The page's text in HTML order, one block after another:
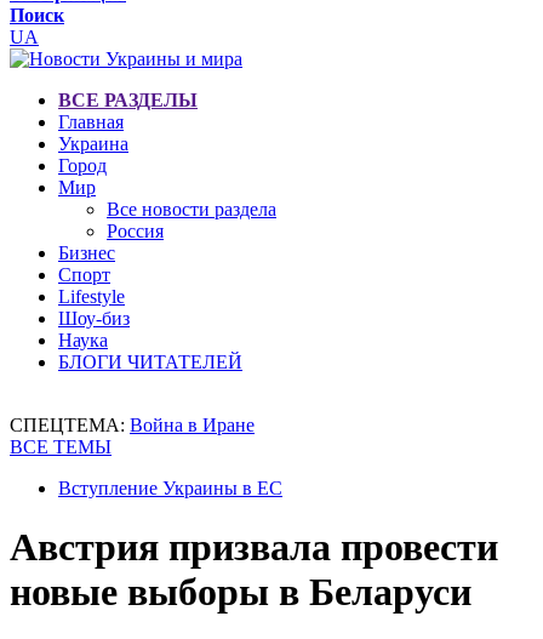
Поиск
UA
ВСЕ РАЗДЕЛЫ
Главная
Украина
Город
Мир
Все новости раздела
Россия
Бизнес
Спорт
Lifestyle
Шоу-биз
Наука
БЛОГИ ЧИТАТЕЛЕЙ
СПЕЦТЕМА: Война в Иране
ВСЕ ТЕМЫ
Вступление Украины в ЕС
Австрия призвала провести
новые выборы в Беларуси